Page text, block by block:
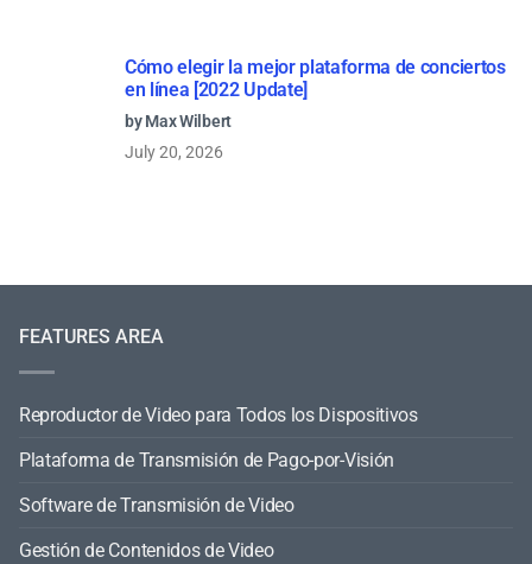
Cómo elegir la mejor plataforma de conciertos
en línea [2022 Update]
by Max Wilbert
July 20, 2026
FEATURES AREA
Reproductor de Video para Todos los Dispositivos
Plataforma de Transmisión de Pago-por-Visión
Software de Transmisión de Video
Gestión de Contenidos de Video